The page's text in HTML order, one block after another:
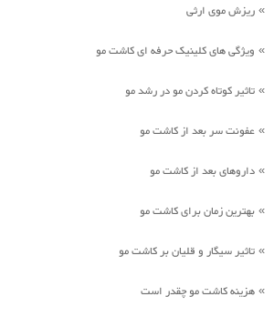
» ریزش موی ارثی
» ویژگی های کلینیک حرفه ای کاشت مو
» تاثیر کوتاه کردن مو در رشد مو
» عفونت سر بعد از کاشت مو
» داروهای بعد از کاشت مو
» بهترین زمان برای کاشت مو
» تاثیر سیگار و قلیان بر کاشت مو
» هزینه کاشت مو چقدر است